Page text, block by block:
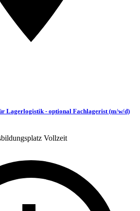
Lagerlogistik - optional Fachlagerist (m/w/d)
Vollzeit